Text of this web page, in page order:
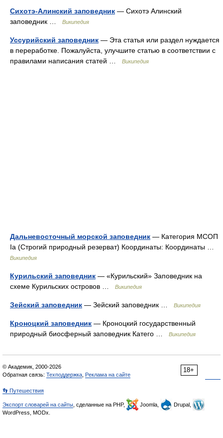
Сихотэ-Алинский заповедник — Сихотэ Алинский
заповедник …
Википедия
Уссурийский заповедник — Эта статья или раздел нуждается
в переработке. Пожалуйста, улучшите статью в соответствии с
правилами написания статей …
Википедия
Дальневосточный морской заповедник — Категория МСОП
Ia (Строгий природный резерват) Координаты: Координаты …
Википедия
Курильский заповедник — «Курильский» Заповедник на
схеме Курильских островов …
Википедия
Зейский заповедник — Зейский заповедник … Википедия
Кроноцкий заповедник — Кроноцкий государственный
природный биосферный заповедник Катего …
Википедия
18+
© Академик, 2000-2026
Обратная связь: Техподдержка Реклама на сайте
👣 Путешествия
Экспорт словарей на сайты , сделанные на PHP, Joomla,
Drupal,
WordPress, MODx.